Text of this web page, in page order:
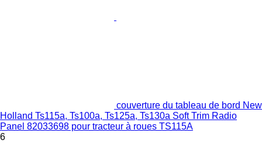
couverture du tableau de bord New
Holland Ts115a, Ts100a, Ts125a, Ts130a Soft Trim Radio
Panel 82033698 pour tracteur à roues TS115A
6